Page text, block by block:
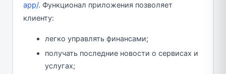
app/. Функционал приложения позволяет
клиенту:
легко управлять финансами;
получать последние новости о сервисах и
услугах;